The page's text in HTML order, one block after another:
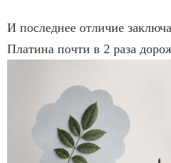
И последнее отличие
Платина почти в 2 раза